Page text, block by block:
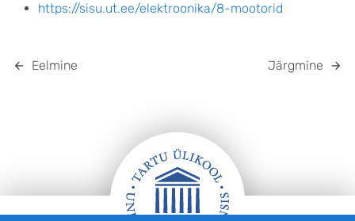
https://sisu.ut.ee/elektroonika/8-mootorid
Eelmine Järgmine